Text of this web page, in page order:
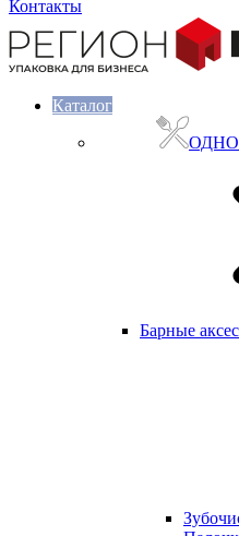
Контакты
Каталог
Барные